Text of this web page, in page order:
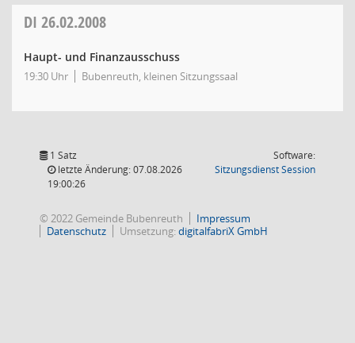
DI 26.02.2008
Haupt- und Finanzausschuss
19:30 Uhr Bubenreuth, kleinen Sitzungssaal
1 Satz
letzte Änderung: 07.08.2026
19:00:26
Software:
SitzungsdienstSession(Wird in
© 2022 Gemeinde Bubenreuth
Impressum
Datenschutz
Umsetzung:digitalfabriX GmbH